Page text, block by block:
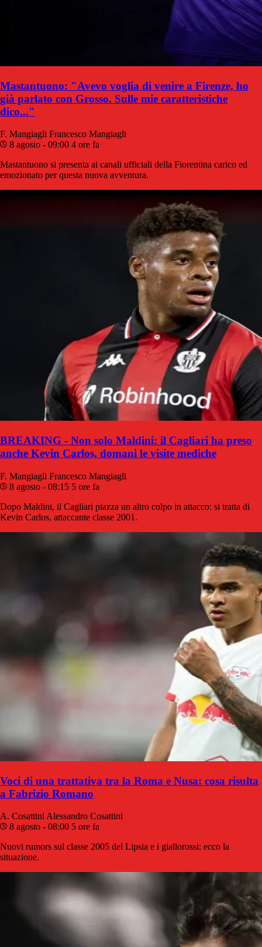
Mastantuono: "Avevo voglia di venire a Firenze, ho
già parlato con Grosso. Sulle mie caratteristiche
dico..."
F. Mangiagli Francesco Mangiagli
8 agosto - 09:00 4 ore fa
Mastantuono si presenta ai canali ufficiali della Fiorentina carico ed
emozionato per questa nuova avventura.
BREAKING - Non solo Maldini: il Cagliari ha preso
anche Kevin Carlos, domani le visite mediche
F. Mangiagli Francesco Mangiagli
8 agosto - 08:15 5 ore fa
Dopo Maldini, il Cagliari piazza un altro colpo in attacco: si tratta di
Kevin Carlos, attaccante classe 2001.
Voci di una trattativa tra la Roma e Nusa: cosa risulta
a Fabrizio Romano
A. Cosattini Alessandro Cosattini
8 agosto - 08:00 5 ore fa
Nuovi rumors sul classe 2005 del Lipsia e i giallorossi: ecco la
situazione.